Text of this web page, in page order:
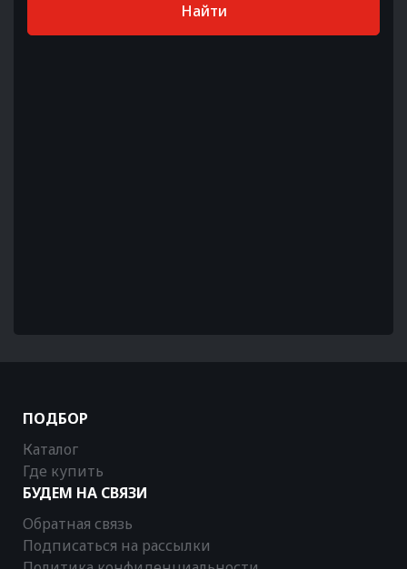
Найти
ПОДБОР
Каталог
Где купить
БУДЕМ НА СВЯЗИ
Обратная связь
Подписаться на рассылки